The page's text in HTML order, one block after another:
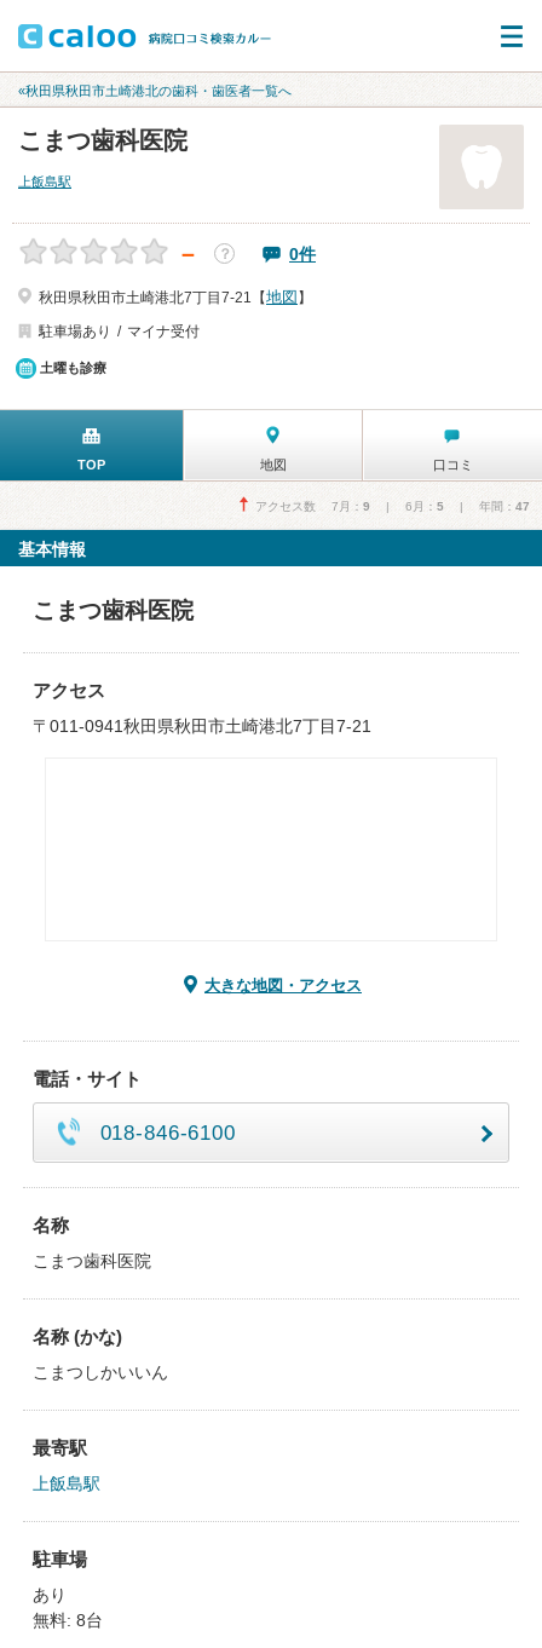
«秋田県秋田市土崎港北の歯科・歯医者一覧へ
こまつ歯科医院
上飯島駅
－ ？ 0件
秋田県秋田市土崎港北7丁目7-21【地図 】
駐車場あり
マイナ受付
土曜も診療
TOP 地図 口コミ
アクセス数 7月： 9 | 6月： 5 | 年間： 47
基本情報
こまつ歯科医院
アクセス
〒011-0941秋田県秋田市土崎港北7丁目7-21
大きな地図・アクセス
電話・サイト
018-846-6100
名称
こまつ歯科医院
名称 (かな)
こまつしかいいん
最寄駅
上飯島駅
駐車場
あり
無料: 8台